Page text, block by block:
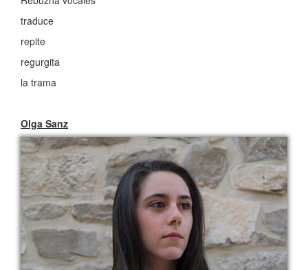
traduce
repite
regurgita
la trama
Olga Sanz